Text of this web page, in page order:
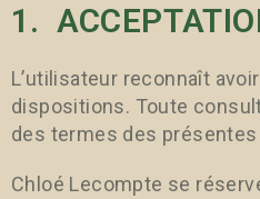
1.
L’utilisateur reconnaît
dispositions. Toute
des termes des
Chloé Lecompte se